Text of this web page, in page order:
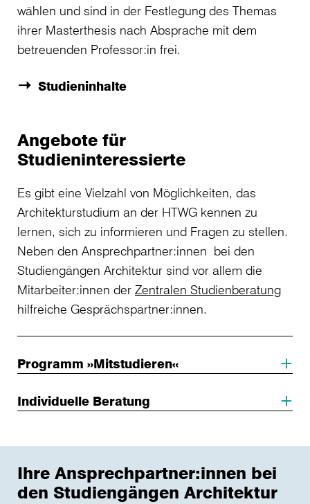
wählen und sind in der Festlegung des Themas
ihrer Masterthesis nach Absprache mit dem
betreuenden Professor:in frei.
Studieninhalte
Angebote für
Studieninteressierte
Es gibt eine Vielzahl von Möglichkeiten, das
Architekturstudium an der HTWG kennen zu
lernen, sich zu informieren und Fragen zu stellen.
Neben den Ansprechpartner:innen bei den
Studiengängen Architektur sind vor allem die
Mitarbeiter:innen der Zentralen Studienberatung
hilfreiche Gesprächspartner:innen.
Programm »Mitstudieren«
Individuelle Beratung
Ihre Ansprechpartner:innen bei
den Studiengängen Architektur